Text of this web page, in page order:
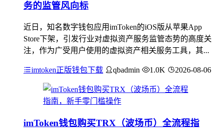
务的监管风向标
近日，知名数字钱包应用imToken的iOS版从苹果App
Store下架，引发行业对虚拟资产服务监管态势的高度关
注，作为广受用户使用的虚拟资产相关服务工具，其...
imtoken正版钱包下载 qbadmin 1.0K 2026-08-06
imToken钱包购买TRX（波场币）全流程指